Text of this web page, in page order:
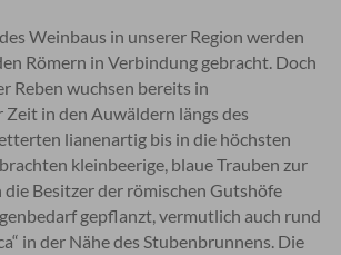
Weinbaus in unserer Region werden
Römern in Verbindung gebracht. Doch
Reben wuchsen bereits in
in den Auwäldern längs des
lianenartig bis in die höchsten
kleinbeerige, blaue Trauben zur
die Besitzer der römischen Gutshöfe
gepflanzt, vermutlich auch rund
in der Nähe des Stubenbrunnens. Die